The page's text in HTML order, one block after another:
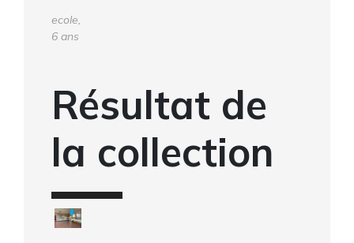
ecole,
6 ans
Résultat de
la collection